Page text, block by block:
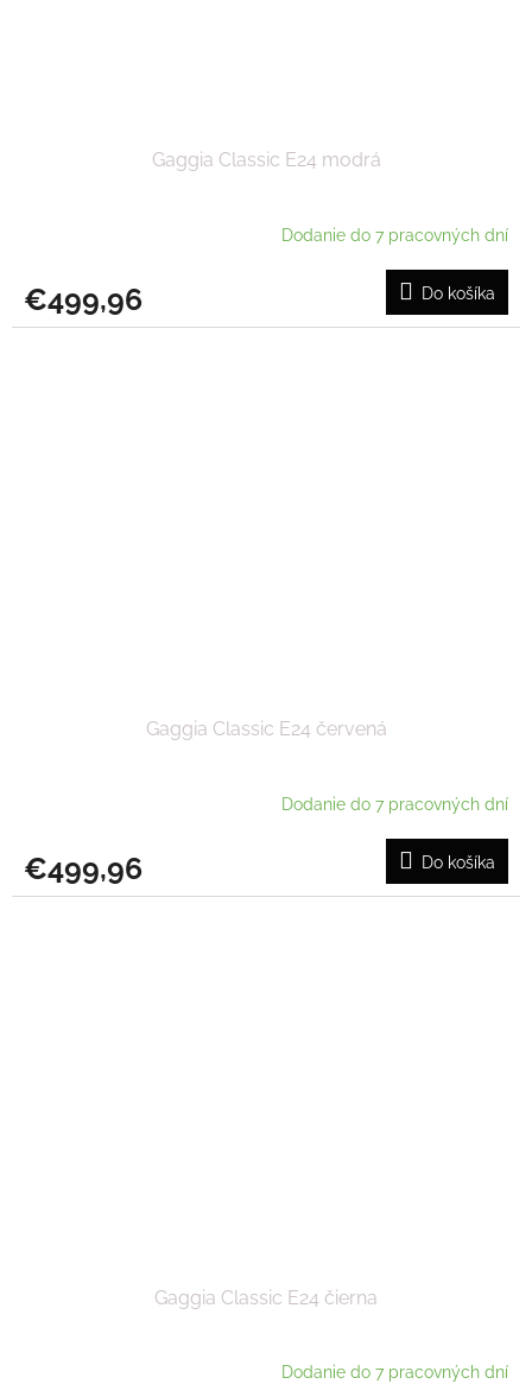
Gaggia Classic E24 modrá
Dodanie do 7 pracovných dní
€499,96 Do košíka
Gaggia Classic E24 červená
Dodanie do 7 pracovných dní
€499,96 Do košíka
Gaggia Classic E24 čierna
Dodanie do 7 pracovných dní